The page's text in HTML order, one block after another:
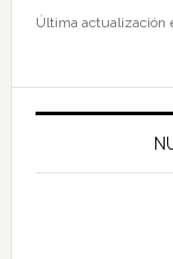
Última actualización